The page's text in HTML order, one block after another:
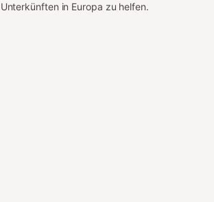
in Europa zu helfen.